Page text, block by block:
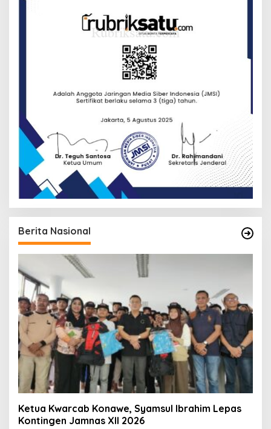
Berita Nasional
Ketua Kwarcab Konawe, Syamsul Ibrahim Lepas
Kontingen Jamnas XII 2026